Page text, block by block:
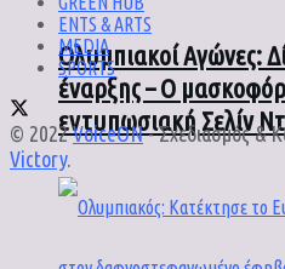
Ολυμπιακοί Αγώνες:
έναρξης – Ο
εντυπωσιακή Σελίν
ENTS & ARTS
MEDIA
SPORTS
© 2022VoiceON- Σχεδιασμός &
Victory.